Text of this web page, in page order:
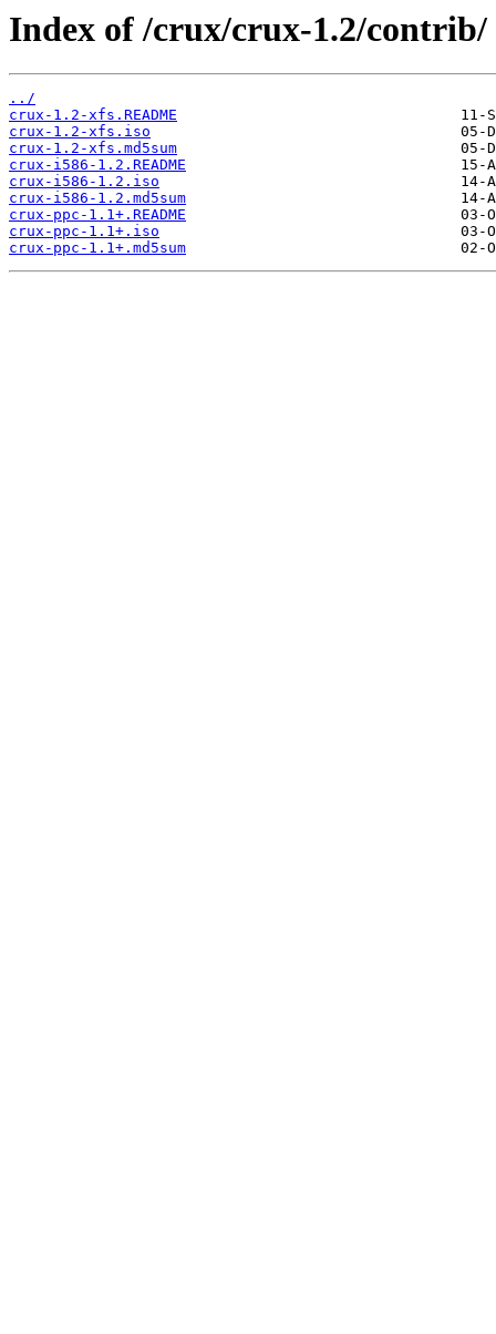
Index of /crux/crux-1.2/contrib/
../
crux-1.2-xfs.README
crux-1.2-xfs.iso
crux-1.2-xfs.md5sum
crux-i586-1.2.README
crux-i586-1.2.iso
crux-i586-1.2.md5sum
crux-ppc-1.1+.README
crux-ppc-1.1+.iso
crux-ppc-1.1+.md5sum